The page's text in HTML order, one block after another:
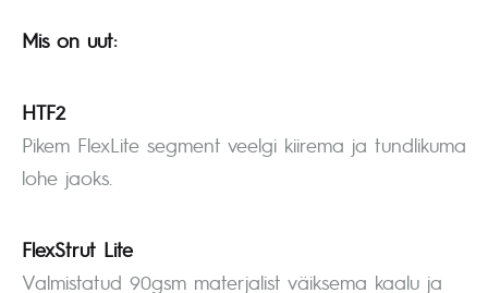
Mis on uut:
HTF2
Pikem FlexLite segment veelgi kiirema ja tundlikuma
lohe jaoks.
FlexStrut Lite
Valmistatud 90gsm materjalist väiksema kaalu ja